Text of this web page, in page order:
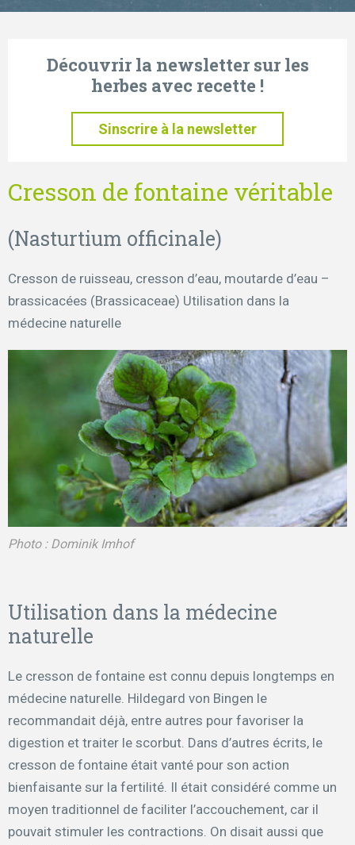
Découvrir la newsletter sur les
herbes avec recette !
Sinscrire à la newsletter
Cresson de fontaine véritable
(Nasturtium officinale)
Cresson de ruisseau, cresson d’eau, moutarde d’eau –
brassicacées (Brassicaceae) Utilisation dans la
médecine naturelle
Photo : Dominik Imhof
Utilisation dans la médecine
naturelle
Le cresson de fontaine est connu depuis longtemps en
médecine naturelle. Hildegard von Bingen le
recommandait déjà, entre autres pour favoriser la
digestion et traiter le scorbut. Dans d’autres écrits, le
cresson de fontaine était vanté pour son action
bienfaisante sur la fertilité. Il était considéré comme un
moyen traditionnel de faciliter l’accouchement, car il
pouvait stimuler les contractions. On disait aussi que